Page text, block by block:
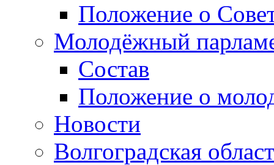
Положение о
Молодёжный
Состав
Положение о
Новости
Волгоградская